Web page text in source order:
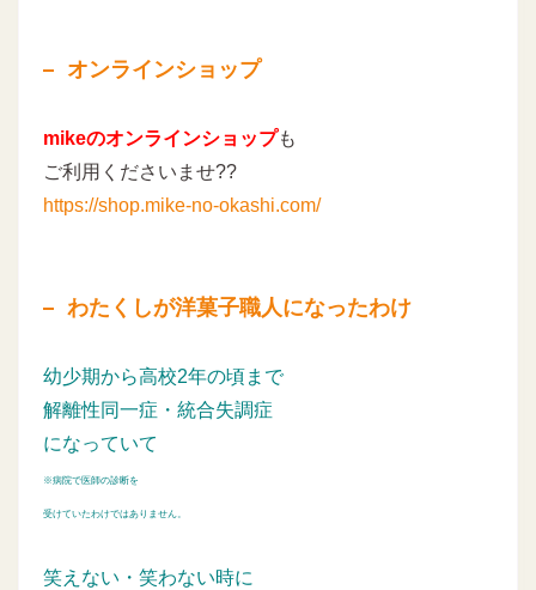
オンラインショップ
mikeのオンラインショップも
ご利用くださいませ??
https://shop.mike-no-okashi.com/
わたくしが洋菓子職人になったわけ
幼少期から高校2年の頃まで
解離性同一症・統合失調症
になっていて
※病院で医師の診断を
受けていたわけではありません。
笑えない・笑わない時に